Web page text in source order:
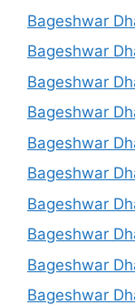
Bageshwar
Bageshwar
Bageshwar
Bageshwar
Bageshwar
Bageshwar
Bageshwar
Bageshwar
Bageshwar
Bageshwar